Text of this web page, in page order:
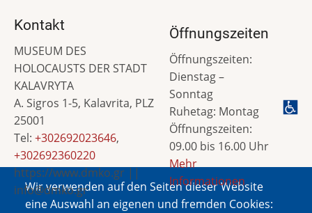
Wir verwenden auf den Seiten dieser Website
eine Auswahl an eigenen und fremden Cookies:
Kontakt
MUSEUM DES
HOLOCAUSTS DER STADT
KALAVRYTA
A. Sigros 1-5, Kalavrita, PLZ
25001
Tel: +302692023646,
+302692360220
https://www.dmko.gr ||
info@dmko.gr
Öffnungszeiten
Öffnungszeiten:
Dienstag –
Sonntag
Ruhetag: Montag
Öffnungszeiten:
09.00 bis 16.00 Uhr
Mehr
Informationen